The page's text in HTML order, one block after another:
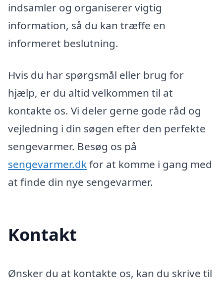
indsamler og organiserer vigtig
information, så du kan træffe en
informeret beslutning.
Hvis du har spørgsmål eller brug for
hjælp, er du altid velkommen til at
kontakte os. Vi deler gerne gode råd og
vejledning i din søgen efter den perfekte
sengevarmer. Besøg os på
sengevarmer.dkfor at komme i gang med
at finde din nye sengevarmer.
Kontakt
Ønsker du at kontakte os, kan du skrive til